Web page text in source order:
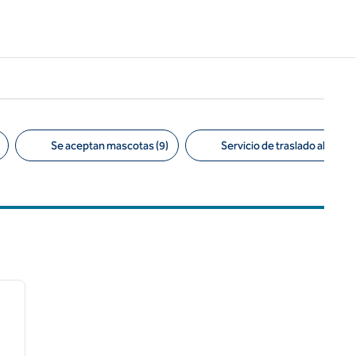
Se aceptan mascotas (9) Servicio de traslado al
siguiente imagen